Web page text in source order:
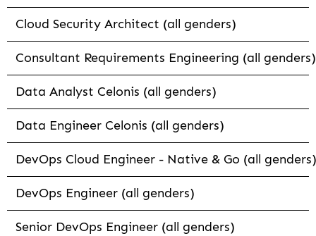
Cloud Security Architect (all genders)
Consultant Requirements Engineering (all genders)
Data Analyst Celonis (all genders)
Data Engineer Celonis (all genders)
DevOps Cloud Engineer - Native & Go (all genders)
DevOps Engineer (all genders)
Senior DevOps Engineer (all genders)